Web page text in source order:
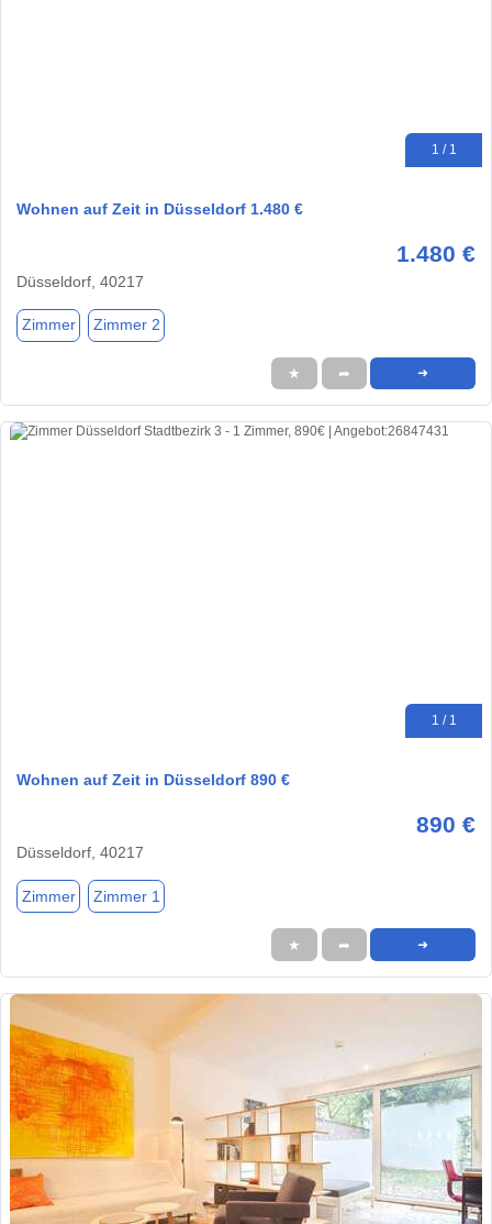
1 / 1
Wohnen auf Zeit in Düsseldorf 1.480 €
1.480 €
Düsseldorf, 40217
Zimmer Zimmer 2
★ ➦ ➜
1 / 1
Wohnen auf Zeit in Düsseldorf 890 €
890 €
Düsseldorf, 40217
Zimmer Zimmer 1
★ ➦ ➜